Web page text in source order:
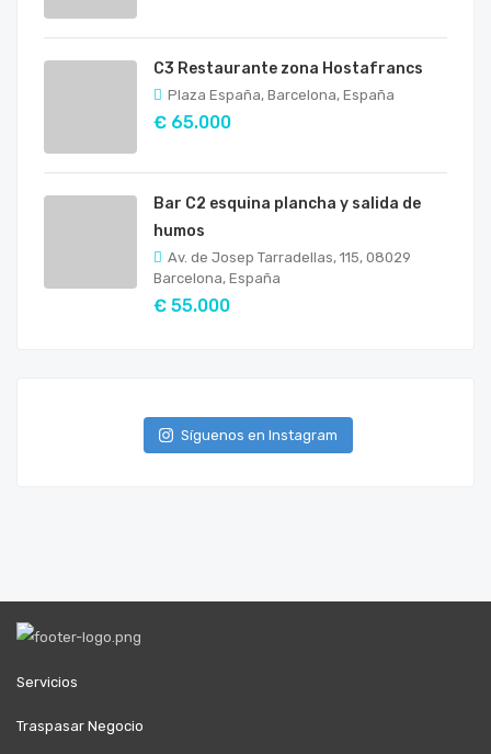
C3 Restaurante zona Hostafrancs
Plaza España, Barcelona, España
€ 65.000
Bar C2 esquina plancha y salida de
humos
Av. de Josep Tarradellas, 115, 08029
Barcelona, España
€ 55.000
Síguenos en Instagram
Servicios
Traspasar Negocio